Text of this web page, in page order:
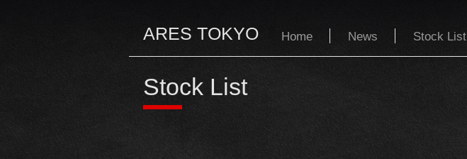
ARES TOKYO Home News Stock List
Stock List